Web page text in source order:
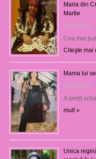
Maria din
Martie
25/03/2026
Cea mai
Citeşte mai
Mama lui
05/12/2025
A simțit
mult »
Unica